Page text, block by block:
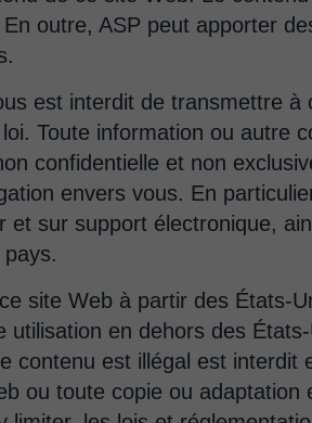
outre, ASP peut apporter
est interdit de transmettre
Toute information ou autre
confidentielle et non
envers vous. En
et sur support électronique,
site Web à partir des États-
utilisation en dehors des
contenu est illégal est
ou toute copie ou